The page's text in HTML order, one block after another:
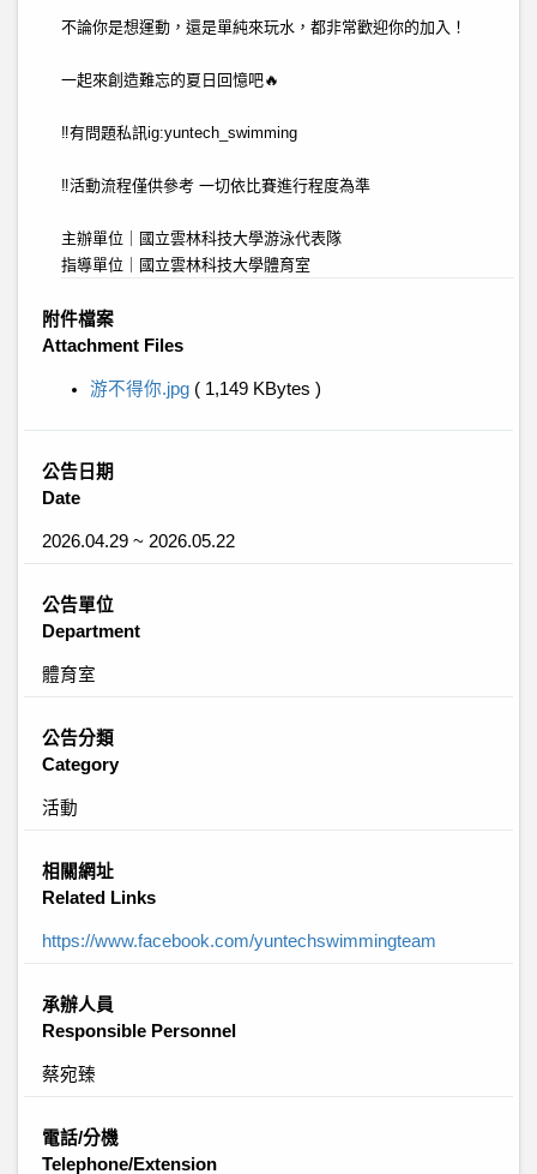
不論你是想運動，還是單純來玩水，都非常歡迎你的加入！
一起來創造難忘的夏日回憶吧🔥
‼️有問題私訊ig:yuntech_swimming
‼️活動流程僅供參考 一切依比賽進行程度為準
主辦單位｜國立雲林科技大學游泳代表隊
指導單位｜國立雲林科技大學體育室
附件檔案
Attachment Files
游不得你.jpg ( 1,149 KBytes )
公告日期
Date
2026.04.29 ~ 2026.05.22
公告單位
Department
體育室
公告分類
Category
活動
相關網址
Related Links
https://www.facebook.com/yuntechswimmingteam
承辦人員
Responsible Personnel
蔡宛臻
電話/分機
Telephone/Extension